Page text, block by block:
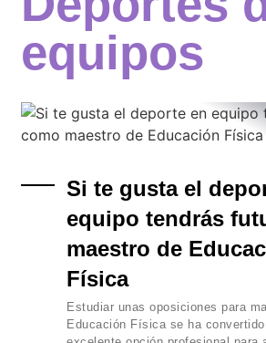
equipos
Si te gusta el
equipo tendrás
maestro de
Física
Estudiar unas oposiciones para
Educación Física se ha